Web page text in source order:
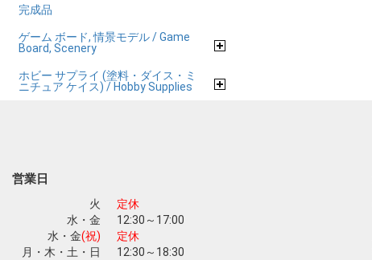
完成品
ゲーム ボード, 情景モデル / Game
Board, Scenery
ホビー サプライ (塗料・ダイス・ミ
ニチュア ケイス) / Hobby Supplies
営業日
火
定休
水・金
12:30～17:00
水・金(祝)
定休
月・木・土・日
12:30～18:30